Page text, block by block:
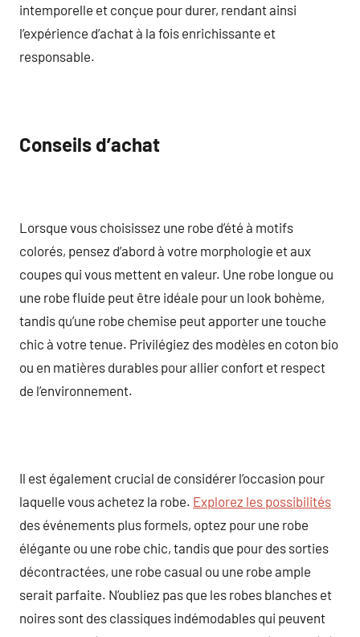
intemporelle et conçue pour durer, rendant ainsi
l’expérience d’achat à la fois enrichissante et
responsable.
Conseils d’achat
Lorsque vous choisissez une robe d’été à motifs
colorés, pensez d’abord à votre morphologie et aux
coupes qui vous mettent en valeur. Une robe longue ou
une robe fluide peut être idéale pour un look bohème,
tandis qu’une robe chemise peut apporter une touche
chic à votre tenue. Privilégiez des modèles en coton bio
ou en matières durables pour allier confort et respect
de l’environnement.
Il est également crucial de considérer l’occasion pour
laquelle vous achetez la robe. Explorez les possibilités
des événements plus formels, optez pour une robe
élégante ou une robe chic, tandis que pour des sorties
décontractées, une robe casual ou une robe ample
serait parfaite. N’oubliez pas que les robes blanches et
noires sont des classiques indémodables qui peuvent